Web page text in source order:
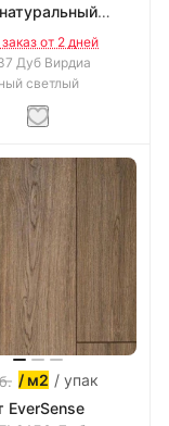
8 мм 34 кл
от 2 дней
Дуб Вирдиа
светлый
/ м2 / упак
EverSense